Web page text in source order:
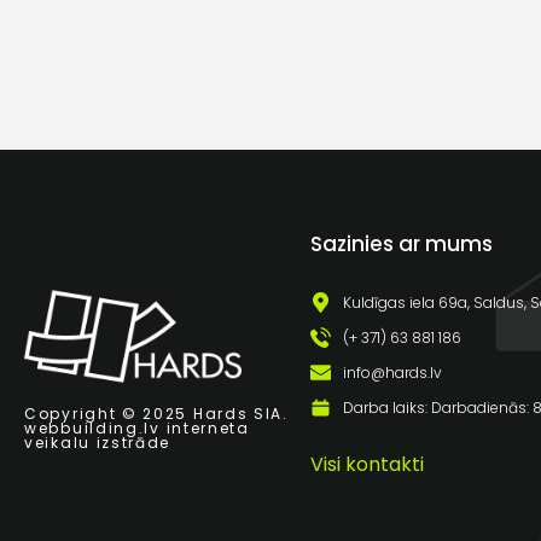
Copyright © 2025 Hards SIA.
webbuilding.lv interneta
veikalu izstrāde
Sazinies ar mums
Kuldīgas iela 69a, Saldus,
(+ 371) 63 881 186
info@hards.lv
Darba laiks: Darbadienās:
Visi kontakti